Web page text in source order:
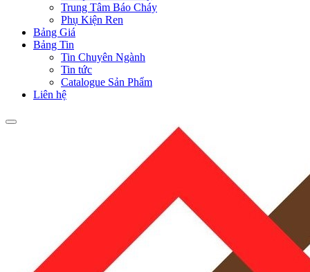
Trung Tâm Báo Cháy
Phụ Kiện Ren
Bảng Giá
Bảng Tin
Tin Chuyên Ngành
Tin tức
Catalogue Sản Phẩm
Liên hệ